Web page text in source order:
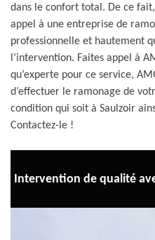
dans le confort total. De ce
appel à une entreprise de
professionnelle et hautement
l’intervention. Faites appel à
qu’experte pour ce service,
d’effectuer le ramonage de
condition qui soit à Saulzoir
Contactez-le !
Intervention de qualité